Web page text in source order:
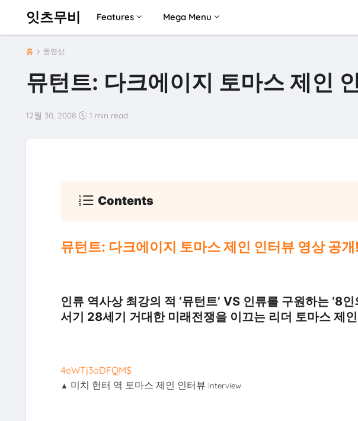
잇츠무비 Features Mega Menu
홈 동영상
뮤턴트: 다크에이지 토마스 제인
12월 30, 2008 1 min read
Contents
뮤턴트: 다크에이지 토마스 제인 인터뷰 영상 공
인류 역사상 최강의 적 ‘뮤턴트’ VS 인류를 구원하는 ‘8인
서기 28세기 거대한 미래전쟁을 이끄는 리더 토마스 제
4eWTj3oDFQM$
▲ 미치 헌터 역 토마스 제인 인터뷰 interview